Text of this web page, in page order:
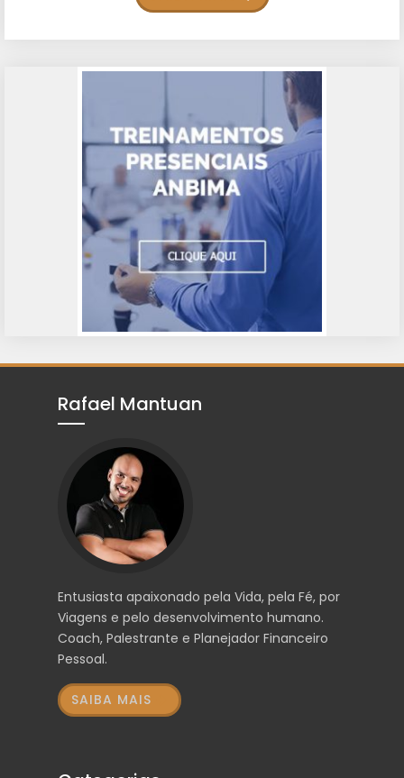
Rafael Mantuan
Entusiasta apaixonado pela Vida, pela Fé, por
Viagens e pelo desenvolvimento humano.
Coach, Palestrante e Planejador Financeiro
Pessoal.
SAIBA MAIS